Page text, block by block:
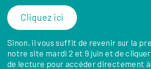
Cliquez ici
Sinon, il vous suffit de revenir sur la
notre site mardi 2 et 9 juin et de cliquer
de lecture pour accéder directement à